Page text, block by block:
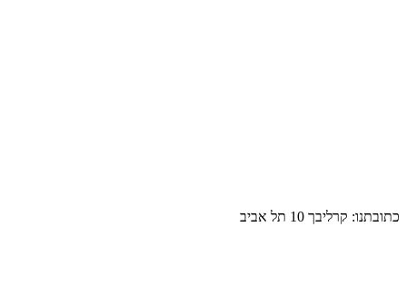
כתובתנו: קרליבך 10 תל אביב